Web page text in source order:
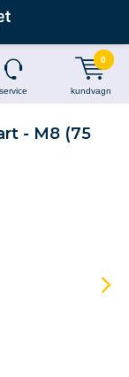
service kundvagn
0
- M8 (75